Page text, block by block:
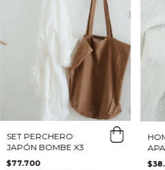
SET PERCHERO
JAPÓN BOMBE X3
$77.700